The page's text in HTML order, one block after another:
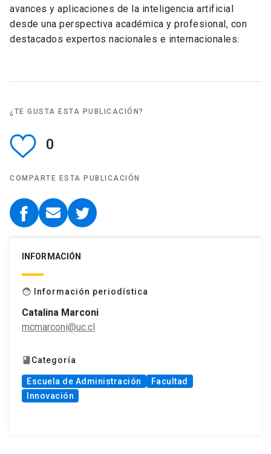
avances y aplicaciones de la inteligencia artificial
desde una perspectiva académica y profesional, con
destacados expertos nacionales e internacionales.
¿TE GUSTA ESTA PUBLICACIÓN?
0
COMPARTE ESTA PUBLICACIÓN
INFORMACIÓN
face Información periodística
Catalina Marconi
mcmarconi@uc.cl
book Categoría
Escuela de Administración
Facultad
Innovación